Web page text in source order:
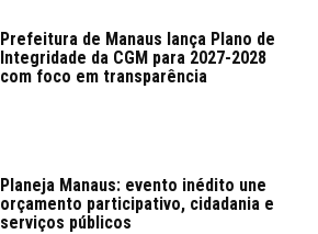
Prefeitura de Manaus lança Plano de
Integridade da CGM para 2027-2028
com foco em transparência
Planeja Manaus: evento inédito une
orçamento participativo, cidadania e
serviços públicos